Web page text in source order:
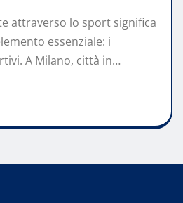
attraverso lo sport significa
essenziale: i
A Milano, città in…